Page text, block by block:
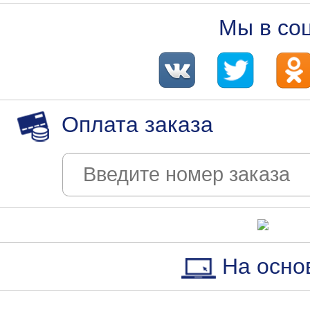
Мы в
Оплата заказа
На